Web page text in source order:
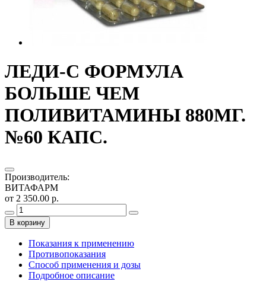
ЛЕДИ-С ФОРМУЛА
БОЛЬШЕ ЧЕМ
ПОЛИВИТАМИНЫ 880МГ.
№60 КАПС.
Производитель:
ВИТАФАРМ
от 2 350.00 р.
В корзину
Показания к применению
Противопоказания
Способ применения и дозы
Подробное описание